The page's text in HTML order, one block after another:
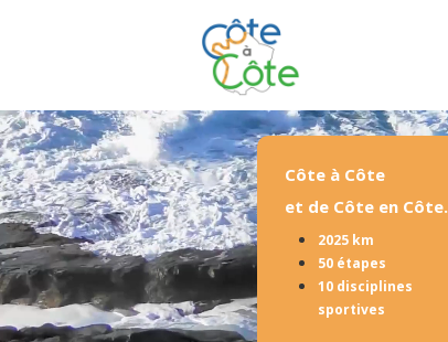
Côte à Côte
et de Côte en
2025 km
50 étapes
10 disciplines
sportives